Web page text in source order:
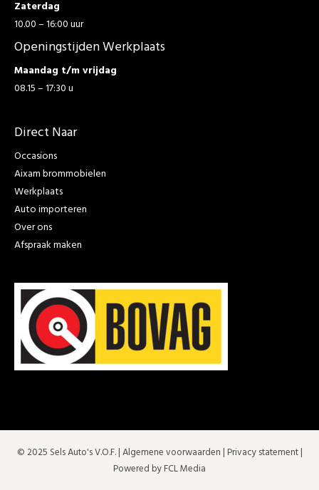
Zaterdag
10.00 – 16:00 uur
Openingstijden Werkplaats
Maandag t/m vrijdag
08.15 – 17:30 u
Direct Naar
Occasions
Aixam brommobielen
Werkplaats
Auto importeren
Over ons
Afspraak maken
© 2025 Sels Auto's V.O.F. |Algemene voorwaarden | Privacy statement|
Powered by FCL Media